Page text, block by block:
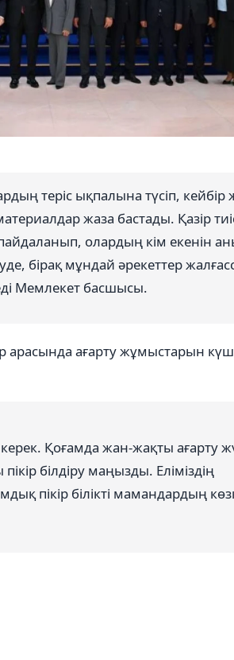
теріс ықпалына түсіп, кейбір
жаза бастады. Қазір
олардың кім екенін
бірақ мұндай әрекеттер
Мемлекет басшысы.
арасында ағарту жұмыстарын
Қоғамда жан-жақты ағарту
білдіру маңызды. Еліміздің
пікір білікті мамандардың